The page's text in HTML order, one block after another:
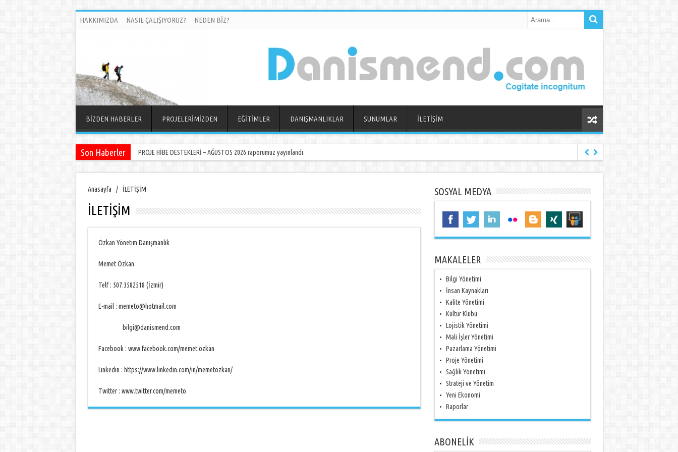
HAKKIMIZDA NASIL ÇALIŞIYORUZ? NEDEN BİZ?
BİZDEN HABERLER PROJELERİMİZDEN EĞİTİMLER DANIŞMANLIKLAR SUNUMLAR İLETİŞİM
Son Haberler PROJE HİBE DESTEKLERİ – AĞUSTOS 2026 raporumuz yayınlandı.
Anasayfa / İLETİŞİM
İLETİŞİM
Özkan Yönetim Danışmanlık
Memet Özkan
Telf : 507.3582518 (İzmir)
E-mail : memeto@hotmail.com
bilgi@danismend.com
Facebook : www.facebook.com/memet.ozkan
Linkedin : https://www.linkedin.com/in/memetozkan/
Twitter : www.twitter.com/memeto
SOSYAL MEDYA
MAKALELER
Bilgi Yönetimi
İnsan Kaynakları
Kalite Yönetimi
Kültür Klübü
Lojistik Yönetimi
Mali İşler Yönetimi
Pazarlama Yönetimi
Proje Yönetimi
Sağlık Yönetimi
Strateji ve Yönetim
Yeni Ekonomi
Raporlar
ABONELİK